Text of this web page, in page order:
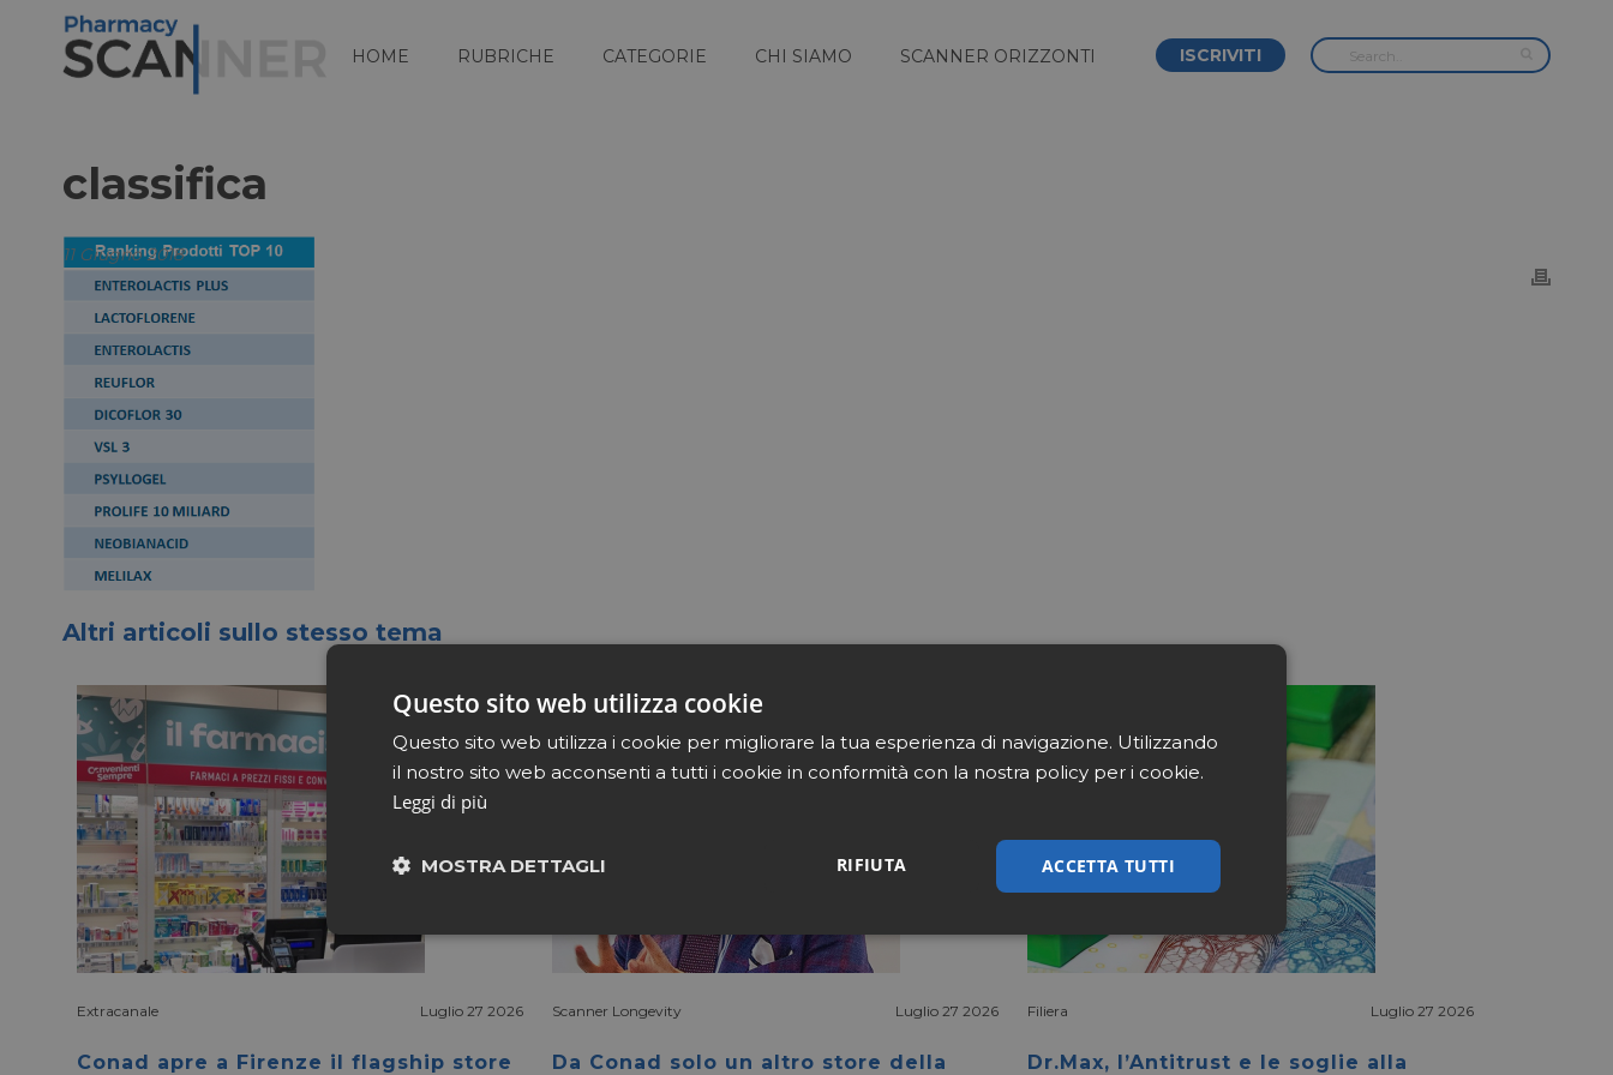
HOME RUBRICHE CATEGORIE CHI SIAMO SCANNER ORIZZONTI ISCRIVITI
classifica
11 Giugno 2018
Altri articoli sullo stesso tema
Extracanale Luglio 27 2026
Conad apre a Firenze il flagship store
Scanner Longevity Luglio 27 2026
Da Conad solo un altro store della
Filiera Luglio 27 2026
Dr.Max, l’Antitrust e le soglie alla
Questo sito web utilizza cookie
Questo sito web utilizza i cookie per migliorare la tua esperienza di navigazione. Utilizzando
il nostro sito web acconsenti a tutti i cookie in conformità con la nostra policy per i cookie.
Leggi di più
ACCETTA TUTTI
RIFIUTA
MOSTRA DETTAGLI
Necessari Marketing Non classificati